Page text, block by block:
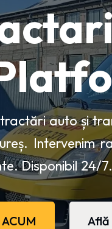
auto și
Intervenim
Disponibil 24/7.